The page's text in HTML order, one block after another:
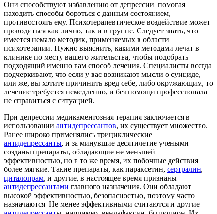
Они способствуют избавлению от депрессии, помогая
находить способы бороться с данным состоянием,
противостоять ему. Психотерапевтическое воздействие может
проводиться как лично, так и в группе. Следует знать, что
имеется немало методик, применяемых в области
психотерапии. Нужно выяснить, какими методами лечат в
клинике по месту вашего жительства, чтобы подобрать
подходящий именно вам способ лечения. Специалисты всегда
подчеркивают, что если у вас возникают мысли о суициде,
или же, вы хотите причинить вред себе, либо окружающим, то
лечение требуется немедленно, и без помощи профессионала
не справиться с ситуацией.
При депрессии медикаментозная терапия заключается в
использовании антидепрессантов, их существует множество.
Ранее широко применялись трициклические
антидепрессанты, и за минувшие десятилетие учеными
созданы препараты, обладающие не меньшей
эффективностью, но в то же время, их побочные действия
более мягкие. Такие препараты, как параксетин, сертралин,
циталопрам, и другие, в настоящее время признаны
антидепрессантами главного назначения. Они обладают
высокой эффективностью, безопасностью, поэтому часто
назначаются. Не менее эффективными считаются и другие